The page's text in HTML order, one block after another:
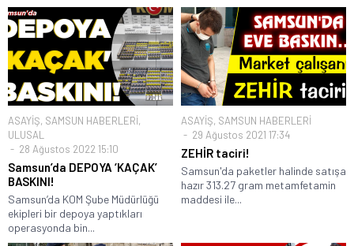
ASAYİŞ, SAMSUN HABERLERİ,
ULUSAL
28 Ağustos 2022 15:10
Samsun’da DEPOYA ‘KAÇAK’
BASKINI!
Samsun’da KOM Şube Müdürlüğü
ekipleri bir depoya yaptıkları
operasyonda bin...
ASAYİŞ, SAMSUN HABERLERİ
29 Ağustos 2021 17:34
ZEHİR taciri!
Samsun'da paketler halinde satışa
hazır 313.27 gram metamfetamin
maddesi ile...